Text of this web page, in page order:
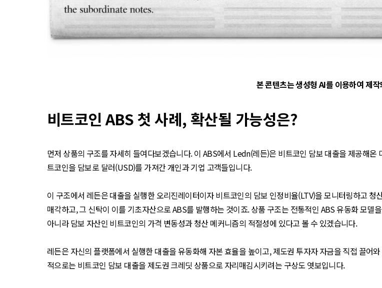
본 콘텐츠는 생성형 AI를 이용하여 제
비트코인 ABS 첫 사례, 확산될 가능성은?
먼저 상품의 구조를 자세히 들여다보겠습니다. 이 ABS에서 Ledn(레든)은 비트코인 담보 대출을 제공해
트코인을 담보로 달러(USD)를 가져간 개인과 기업 고객들입니다.
이 구조에서 레든은 대출을 실행한 오리진레이터이자 비트코인의 담보 인정비율(LTV)을 모니터링하고
매각하고, 그 신탁이 이를 기초자산으로 ABS를 발행하는 것이죠. 상품 구조는 전통적인 ABS 유동화 모
아니라 담보 자산인 비트코인의 가격 변동성과 청산 메커니즘의 적절성에 있다고 볼 수 있겠습니다.
레든은 자신의 플랫폼에서 실행한 대출을 유동화해 자본 효율을 높이고, 제도권 투자자 자금을 직접 끌어
적으로는 비트코인 담보 대출을 제도권 크레딧 상품으로 자리매김시키려는 구상도 엿보입니다.